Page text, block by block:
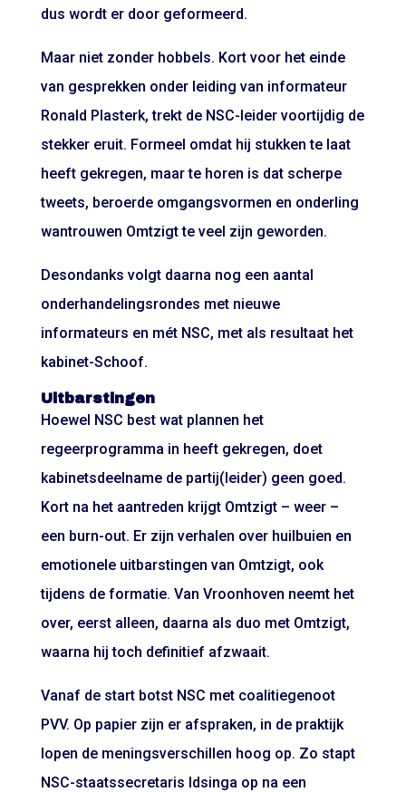
dus wordt er door geformeerd.
Maar niet zonder hobbels. Kort voor het einde
van gesprekken onder leiding van informateur
Ronald Plasterk, trekt de NSC-leider voortijdig de
stekker eruit. Formeel omdat hij stukken te laat
heeft gekregen, maar te horen is dat scherpe
tweets, beroerde omgangsvormen en onderling
wantrouwen Omtzigt te veel zijn geworden.
Desondanks volgt daarna nog een aantal
onderhandelingsrondes met nieuwe
informateurs en mét NSC, met als resultaat het
kabinet-Schoof.
Uitbarstingen
Hoewel NSC best wat plannen het
regeerprogramma in heeft gekregen, doet
kabinetsdeelname de partij(leider) geen goed.
Kort na het aantreden krijgt Omtzigt – weer –
een burn-out. Er zijn verhalen over huilbuien en
emotionele uitbarstingen van Omtzigt, ook
tijdens de formatie. Van Vroonhoven neemt het
over, eerst alleen, daarna als duo met Omtzigt,
waarna hij toch definitief afzwaait.
Vanaf de start botst NSC met coalitiegenoot
PVV. Op papier zijn er afspraken, in de praktijk
lopen de meningsverschillen hoog op. Zo stapt
NSC-staatssecretaris Idsinga op na een